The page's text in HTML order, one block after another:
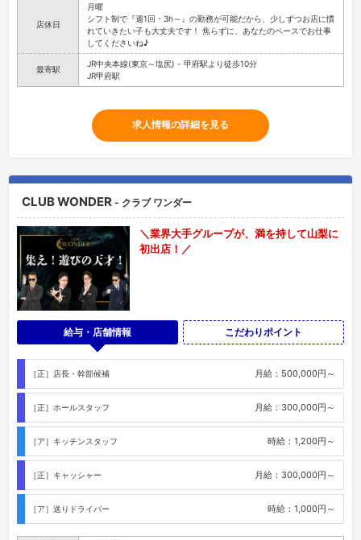
店休日
月曜
シフト制で『週1回・3h～』の勤務が可能だから、少しずつお店に慣
れていきたい子も大丈夫です！ 焦らずに、あなたのペースでお仕事
してくださいね♪
最寄駅
JR中央本線(東京～塩尻) - 甲府駅より徒歩10分
JR甲府駅
求人情報の詳細を見る
CLUB WONDER - クラブ ワンダー
＼業界大手グループが、満を持して山梨に
初出店！／
給与・店舗情報 こだわりポイント
［正］店長・幹部候補 月給：500,000円～
［正］ホールスタッフ 月給：300,000円～
［ア］キッチンスタッフ 時給：1,200円～
［正］キャッシャー 月給：300,000円～
［ア］送りドライバー 時給：1,000円～